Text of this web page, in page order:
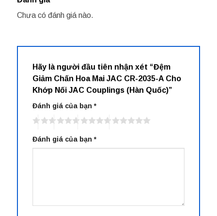
Chưa có đánh giá nào.
Hãy là người đầu tiên nhận xét “Đệm
Giảm Chấn Hoa Mai JAC CR-2035-A Cho
Khớp Nối JAC Couplings (Hàn Quốc)”
Đánh giá của bạn*
Đánh giá của bạn*